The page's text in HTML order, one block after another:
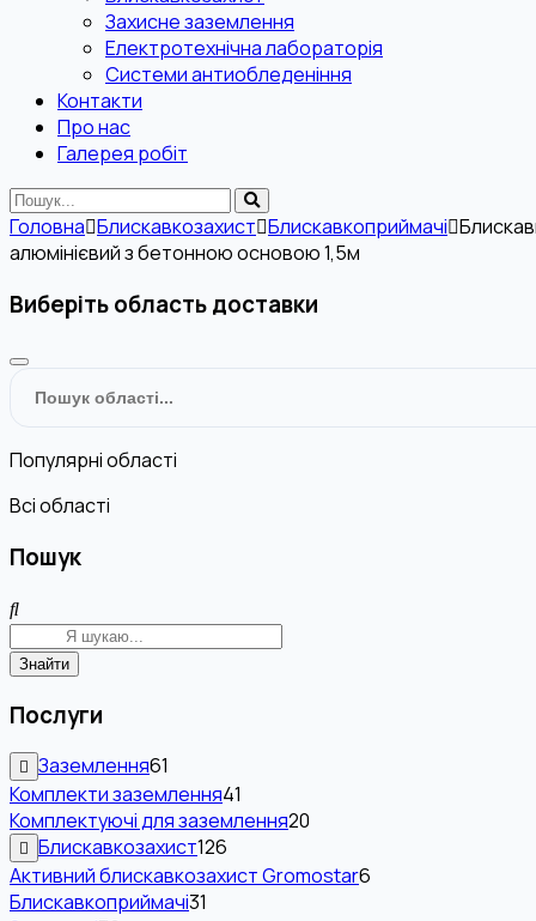
Захисне заземлення
Електротехнічна лабораторія
Системи антиобледеніння
Контакти
Про нас
Галерея робіт
Головна Блискавкозахист Блискавкоприймачі
алюмінієвий з бетонною основою 1,5м
Виберіть область доставки
Популярні області
Всі області
Пошук
Знайти
Послуги
Заземлення61
Комплекти заземлення41
Комплектуючі для заземлення20
Блискавкозахист126
Активний блискавкозахист Gromostar6
Блискавкоприймачі31